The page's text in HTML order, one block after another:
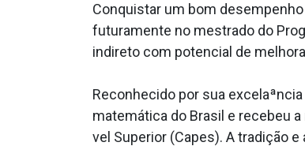
Conquistar um bom
futuramente no mestrado do
indireto com potencial de
Reconhecido por sua
matemática do Brasil e recebeu
vel Superior (Capes). A tradição